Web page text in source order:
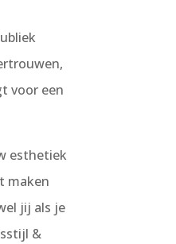
voor een
esthetiek
maken
jij als je
&